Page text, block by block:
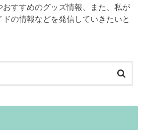
おすすめのグッズ情報、また、私が
の情報などを発信していきたいと